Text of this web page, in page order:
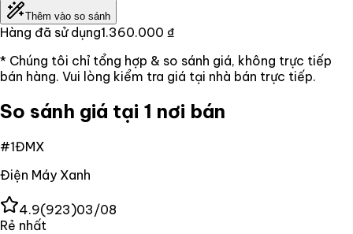
Thêm vào so sánh
Hàng đã sử dụng1.360.000 ₫
* Chúng tôi chỉ tổng hợp & so sánh giá, không trực tiếp
bán hàng. Vui lòng kiểm tra giá tại nhà bán trực tiếp.
So sánh giá tại 1 nơi bán
#1ĐMX
Điện Máy Xanh
4.9(923)03/08
Rẻ nhất